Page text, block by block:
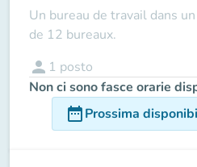
Un bureau de travail dans
de 12 bureaux.
person 1 posto
Non ci sono fasce orarie
date_rangeProssima